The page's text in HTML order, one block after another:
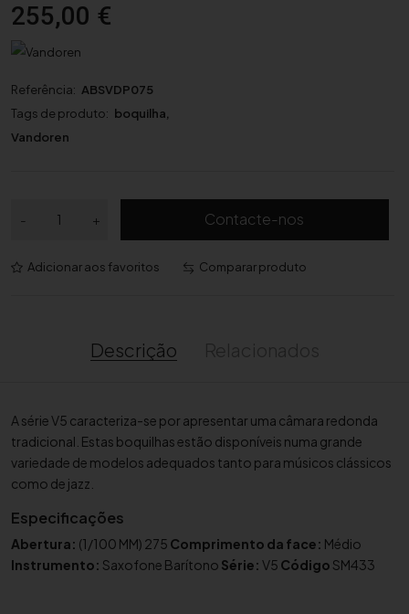
255,00 €
Referência: ABSVDP075
Tags de produto: boquilha
Vandoren
-
n
d
e
B
o
q
u
i
+ Contacte-nos
Adicionar aos favoritos Comparar produto
Descrição
A série V5 caracteriza-se por apresentar uma câmara redonda
tradicional. Estas boquilhas estão disponíveis numa grande
variedade de modelos adequados tanto para músicos clássicos
como de jazz.
Especificações
Abertura: (1/100 MM) 275 Comprimento da face: Médio
Instrumento: Saxofone Barítono Série: V5 Código SM433